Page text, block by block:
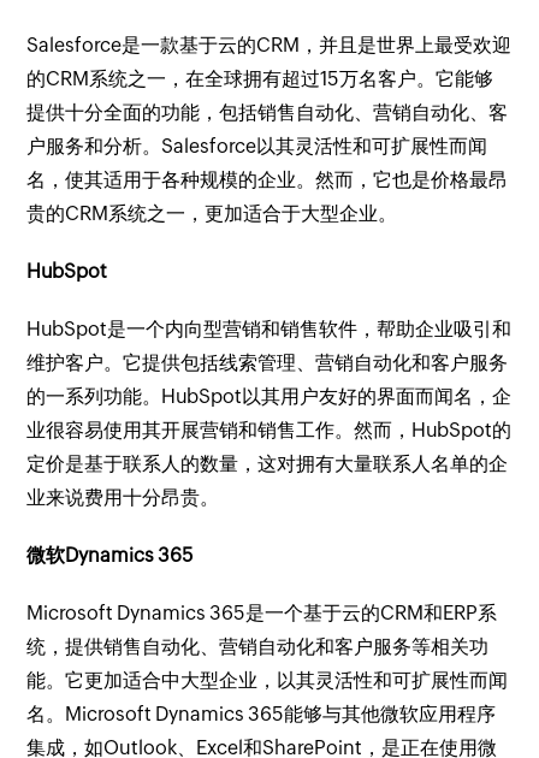
Salesforce是一款基于云的CRM，并且是世界上最受欢迎
的CRM系统之一，在全球拥有超过15万名客户。它能够
提供十分全面的功能，包括销售自动化、营销自动化、客
户服务和分析。Salesforce以其灵活性和可扩展性而闻
名，使其适用于各种规模的企业。然而，它也是价格最昂
贵的CRM系统之一，更加适合于大型企业。
HubSpot
HubSpot是一个内向型营销和销售软件，帮助企业吸引和
维护客户。它提供包括线索管理、营销自动化和客户服务
的一系列功能。HubSpot以其用户友好的界面而闻名，企
业很容易使用其开展营销和销售工作。然而，HubSpot的
定价是基于联系人的数量，这对拥有大量联系人名单的企
业来说费用十分昂贵。
微软Dynamics 365
Microsoft Dynamics 365是一个基于云的CRM和ERP系
统，提供销售自动化、营销自动化和客户服务等相关功
能。它更加适合中大型企业，以其灵活性和可扩展性而闻
名。Microsoft Dynamics 365能够与其他微软应用程序
集成，如Outlook、Excel和SharePoint，是正在使用微